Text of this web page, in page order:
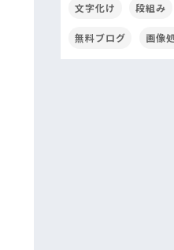
文字化け 段組み
無料ブログ 画像